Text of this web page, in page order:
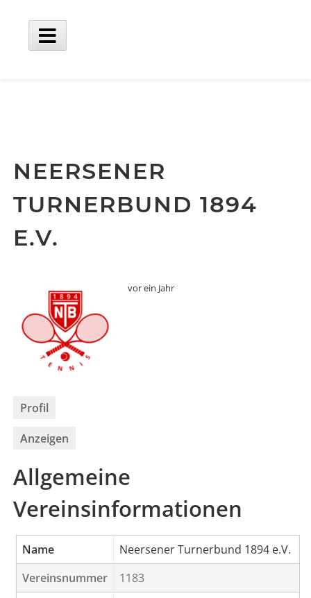
content
Main
NEERSENER
TURNERBUND 1894
E.V.
vor ein Jahr
Profil
Anzeigen
Allgemeine
Vereinsinformationen
Name
Neersener Turnerbund 1894 e.V.
Vereinsnummer
1183